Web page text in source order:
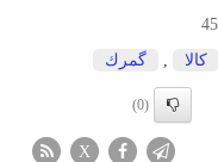
كالا , گمرك
(0)
X